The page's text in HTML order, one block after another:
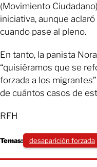
(Movimiento
iniciativa, aunque
cuando pase al pleno.
En tanto, la panista
“quisiéramos que se
forzada a los
de cuántos casos de
RFH
Temas: desaparición forzada